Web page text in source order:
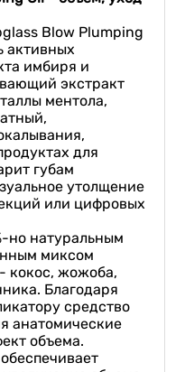
Blow Plumping
активных
имбиря и
экстракт
ментола,
для
губам
утолщение
или цифровых
но натуральным
миксом
кокос, жожоба,
Благодаря
средство
анатомические
объема.